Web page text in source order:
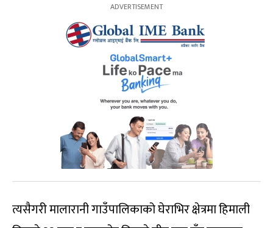
त्यसैगरी मालारानी गाउँपालिकाको घेराभिर क्षेत्रमा हिमाली